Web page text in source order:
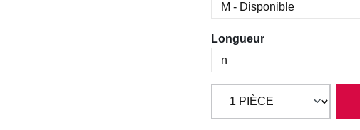
Sélectionnez
Longueur